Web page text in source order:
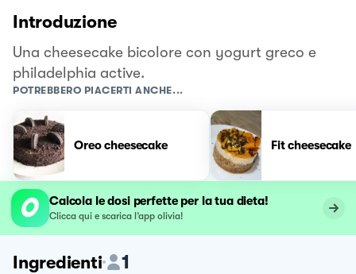
Introduzione
Una cheesecake bicolore con yogurt greco e
philadelphia active.
POTREBBERO PIACERTI ANCHE...
Oreo cheesecake Fit cheesecake
Calcola le dosi perfette per la tua dieta!
Clicca qui e scarica l’app olivia!
Ingredienti 1